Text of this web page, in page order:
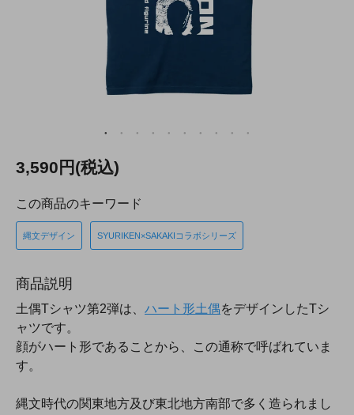
3,590円(税込)
この商品のキーワード
縄文デザイン SYURIKEN×SAKAKIコラボシリーズ
商品説明
土偶Tシャツ第2弾は、 ハート形土偶をデザインしたTシ
ャツです。
顔がハート形であることから、この通称で呼ばれていま
す。
縄文時代の関東地方及び東北地方南部で多く造られまし